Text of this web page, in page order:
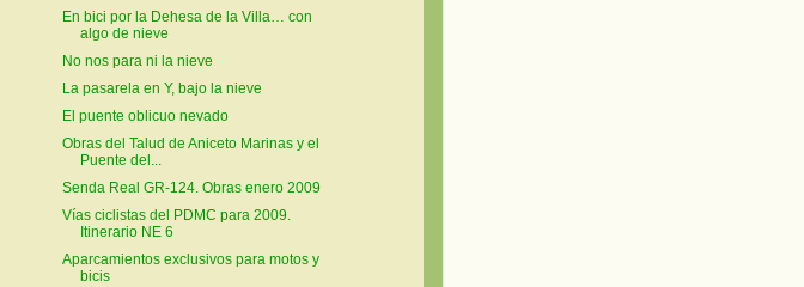
En bici por la Dehesa de la Villa… con
algo de nieve
No nos para ni la nieve
La pasarela en Y, bajo la nieve
El puente oblicuo nevado
Obras del Talud de Aniceto Marinas y el
Puente del...
Senda Real GR-124. Obras enero 2009
Vías ciclistas del PDMC para 2009.
Itinerario NE 6
Aparcamientos exclusivos para motos y
bicis